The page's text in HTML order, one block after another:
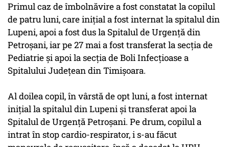
Primul caz de îmbolnăvire a fost constatat la copilul
de patru luni, care iniţial a fost internat la spitalul din
Lupeni, apoi a fost dus la Spitalul de Urgenţă din
Petroşani, iar pe 27 mai a fost transferat la secţia de
Pediatrie şi apoi la secţia de Boli Infecţioase a
Spitalului Judeţean din Timişoara.
Al doilea copil, în vârstă de opt luni, a fost internat
iniţial la spitalul din Lupeni şi transferat apoi la
Spitalul de Urgenţă Petroşani. Pe drum, copilul a
intrat în stop cardio-respirator, i s-au făcut